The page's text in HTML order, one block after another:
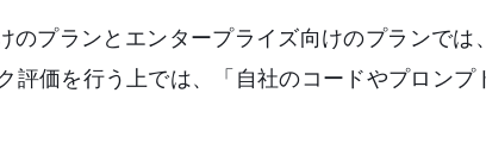
プランとエンタープライズ向けのプランでは
評価を行う上では、「自社のコードやプロンプ